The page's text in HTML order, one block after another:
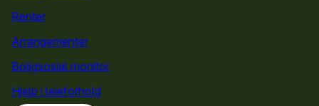
Renter
Arrangementer
Boligsosial monitor
Hjelp i leieforhold